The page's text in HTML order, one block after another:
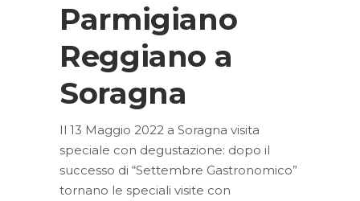
Parmigiano
Reggiano a
Soragna
Il 13 Maggio 2022 a Soragna visita
speciale con degustazione: dopo il
successo di “Settembre Gastronomico”
tornano le speciali visite con